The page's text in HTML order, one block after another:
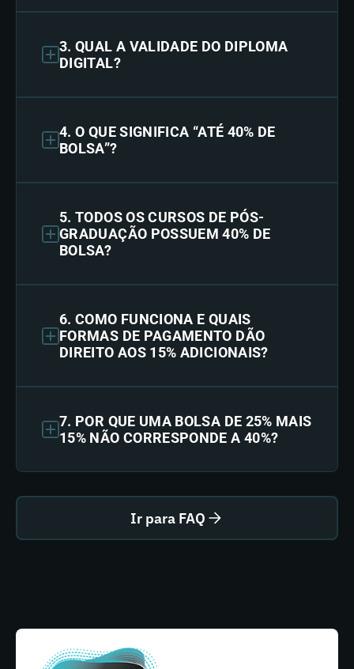
3. QUAL A VALIDADE DO DIPLOMA
DIGITAL?
4. O QUE SIGNIFICA “ATÉ 40% DE
BOLSA”?
5. TODOS OS CURSOS DE PÓS-
GRADUAÇÃO POSSUEM 40% DE
BOLSA?
6. COMO FUNCIONA E QUAIS
FORMAS DE PAGAMENTO DÃO
DIREITO AOS 15% ADICIONAIS?
7. POR QUE UMA BOLSA DE 25% MAIS
15% NÃO CORRESPONDE A 40%?
Ir para FAQ